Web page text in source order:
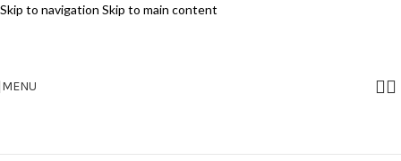
Skip to navigation Skip to main content
MENU